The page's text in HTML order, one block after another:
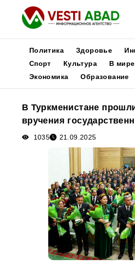
Новости
Медиа
Афиша
Политика Здоровье
Спорт
Культура В мире
Экономика
Образование
В Туркменистане
вручения
1035 21.09.2025